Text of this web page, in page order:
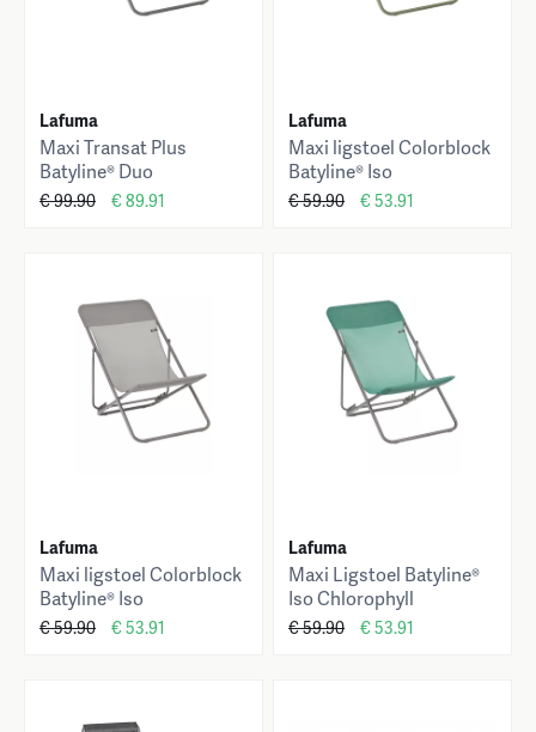
Lafuma
Maxi Transat Plus
Batyline® Duo
€ 99.90 € 89.91
Lafuma
Maxi ligstoel Colorblock
Batyline® Iso
€ 59.90 € 53.91
Lafuma
Maxi ligstoel Colorblock
Batyline® Iso
€ 59.90 € 53.91
Lafuma
Maxi Ligstoel Batyline®
Iso Chlorophyll
€ 59.90 € 53.91